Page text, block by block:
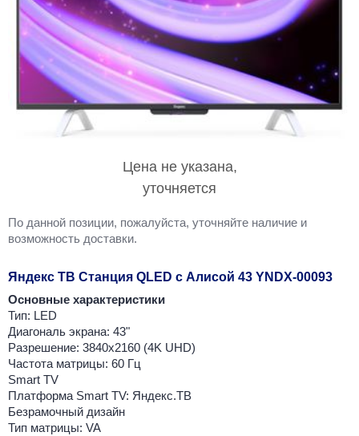
Цена не указана,
уточняется
По данной позиции, пожалуйста, уточняйте наличие и
возможность доставки.
Яндекс ТВ Станция QLED с Алисой 43 YNDX-00093
Основные характеристики
Тип: LED
Диагональ экрана: 43"
Разрешение: 3840x2160 (4K UHD)
Частота матрицы: 60 Гц
Smart TV
Платформа Smart TV: Яндекс.ТВ
Безрамочный дизайн
Тип матрицы: VA